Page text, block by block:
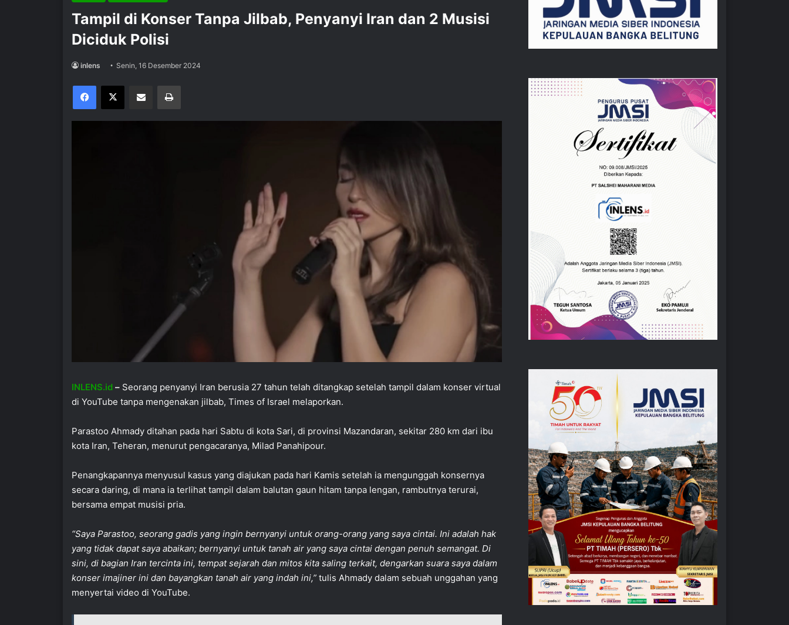
Tampil di Konser Tanpa Jilbab, Penyanyi Iran dan 2 Musisi
Diciduk Polisi
inlens Senin, 16 Desember 2024
Facebook
X Share via Email Print
INLENS.id – Seorang penyanyi Iran berusia 27 tahun telah ditangkap setelah tampil dalam konser virtual
di YouTube tanpa mengenakan jilbab, Times of Israel melaporkan.
Parastoo Ahmady ditahan pada hari Sabtu di kota Sari, di provinsi Mazandaran, sekitar 280 km dari ibu
kota Iran, Teheran, menurut pengacaranya, Milad Panahipour.
Penangkapannya menyusul kasus yang diajukan pada hari Kamis setelah ia mengunggah konsernya
secara daring, di mana ia terlihat tampil dalam balutan gaun hitam tanpa lengan, rambutnya terurai,
bersama empat musisi pria.
“Saya Parastoo, seorang gadis yang ingin bernyanyi untuk orang-orang yang saya cintai. Ini adalah hak
yang tidak dapat saya abaikan; bernyanyi untuk tanah air yang saya cintai dengan penuh semangat. Di
sini, di bagian Iran tercinta ini, tempat sejarah dan mitos kita saling terkait, dengarkan suara saya dalam
konser imajiner ini dan bayangkan tanah air yang indah ini,” tulis Ahmady dalam sebuah unggahan yang
menyertai video di YouTube.